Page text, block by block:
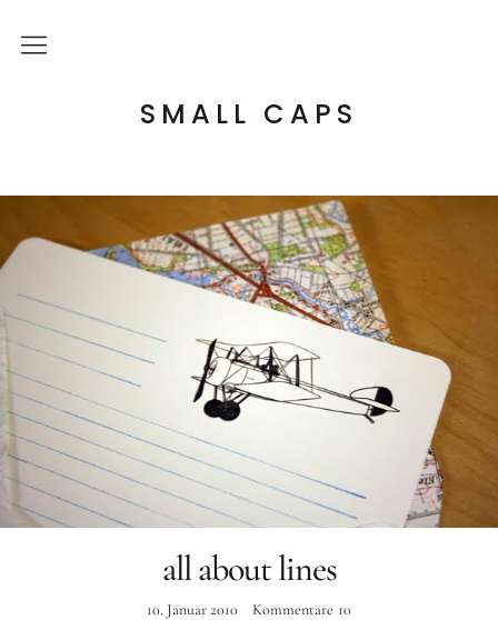
SMALL CAPS
Über mich
Letterpress Workshops
Online Kurs
Blog
Instagram
all about lines
10. Januar 2010 Kommentare 10